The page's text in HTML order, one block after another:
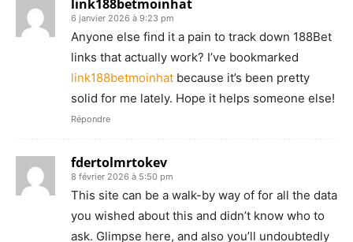
link188betmoinhat
6 janvier 2026 à 9:23 pm
Anyone else find it a pain to track down 188Bet
links that actually work? I’ve bookmarked
link188betmoinhat because it’s been pretty
solid for me lately. Hope it helps someone else!
Répondre
fdertolmrtokev
8 février 2026 à 5:50 pm
This site can be a walk-by way of for all the data
you wished about this and didn’t know who to
ask. Glimpse here, and also you’ll undoubtedly